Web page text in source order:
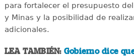
para fortalecer el presupuesto
y Minas y la posibilidad de
adicionales.
LEA TAMBIÉN: Gobierno dice